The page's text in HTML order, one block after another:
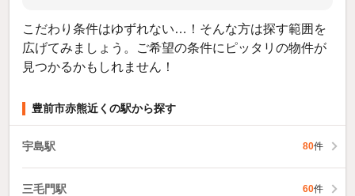
こだわり条件はゆずれない…！そんな方は探す範囲を
広げてみましょう。ご希望の条件にピッタリの物件が
見つかるかもしれません！
豊前市赤熊近くの駅から探す
宇島駅 80件
三毛門駅 60件